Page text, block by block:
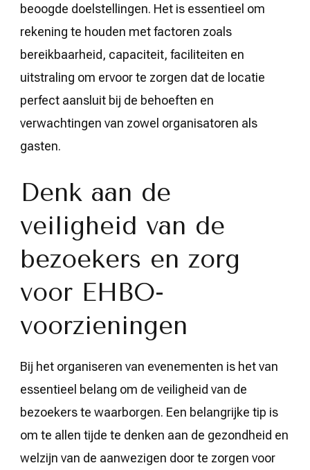
beoogde doelstellingen. Het is essentieel om
rekening te houden met factoren zoals
bereikbaarheid, capaciteit, faciliteiten en
uitstraling om ervoor te zorgen dat de locatie
perfect aansluit bij de behoeften en
verwachtingen van zowel organisatoren als
gasten.
Denk aan de
veiligheid van de
bezoekers en zorg
voor EHBO-
voorzieningen
Bij het organiseren van evenementen is het van
essentieel belang om de veiligheid van de
bezoekers te waarborgen. Een belangrijke tip is
om te allen tijde te denken aan de gezondheid en
welzijn van de aanwezigen door te zorgen voor